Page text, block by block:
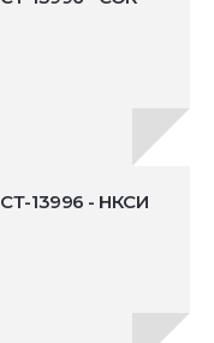
13996 - НКСИ